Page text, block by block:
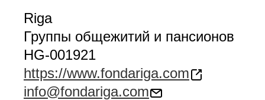
Riga
Группы общежитий и пансионов
HG-001921
https://www.fondariga.com
info@fondariga.com